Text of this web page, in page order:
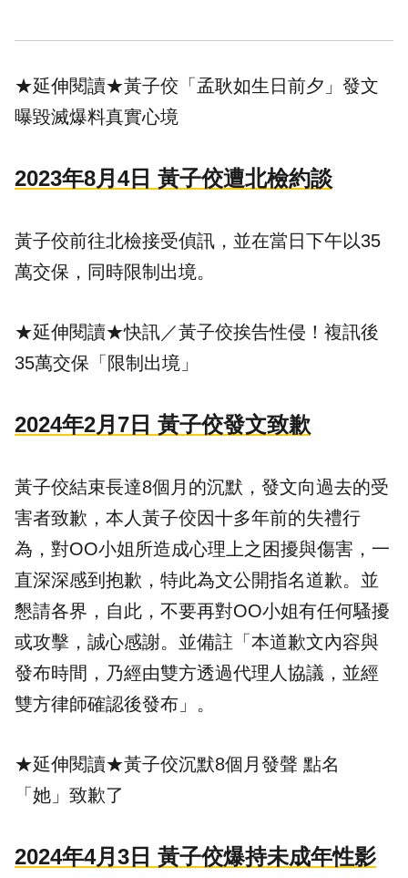
★延伸閱讀★黃子佼「孟耿如生日前夕」發文
曝毀滅爆料真實心境
2023年8月4日 黃子佼遭北檢約談
黃子佼前往北檢接受偵訊，並在當日下午以35
萬交保，同時限制出境。
★延伸閱讀★快訊／黃子佼挨告性侵！複訊後
35萬交保「限制出境」
2024年2月7日 黃子佼發文致歉
黃子佼結束長達8個月的沉默，發文向過去的受
害者致歉，本人黃子佼因十多年前的失禮行
為，對OO小姐所造成心理上之困擾與傷害，一
直深深感到抱歉，特此為文公開指名道歉。並
懇請各界，自此，不要再對OO小姐有任何騷擾
或攻擊，誠心感謝。並備註「本道歉文內容與
發布時間，乃經由雙方透過代理人協議，並經
雙方律師確認後發布」。
★延伸閱讀★黃子佼沉默8個月發聲 點名
「她」致歉了
2024年4月3日 黃子佼爆持未成年性影